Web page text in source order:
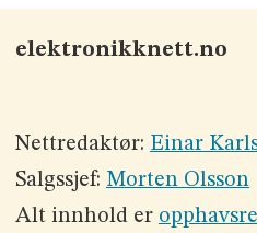
elektronikknett.no
Nettredaktør: Einar
Salgssjef: Morten Olsson
Alt innhold er